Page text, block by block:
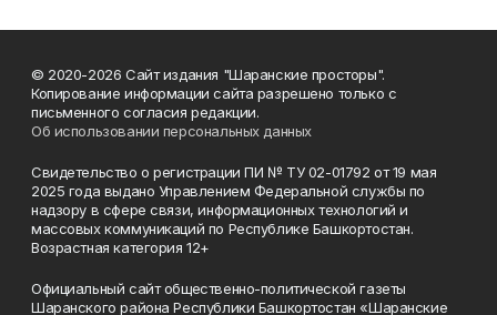
© 2020-2026 Сайт издания "Шаранские просторы".
Копирование информации сайта разрешено только с
письменного согласия редакции.
Об использовании персональных данных
Свидетельство о регистрации ПИ № ТУ 02-01792 от 19 мая
2025 года выдано Управлением Федеральной службы по
надзору в сфере связи, информационных технологий и
массовых коммуникаций по Республике Башкортостан.
Возрастная категория 12+
Официальный сайт общественно-политической газеты
Шаранского района Республики Башкортостан «Шаранские